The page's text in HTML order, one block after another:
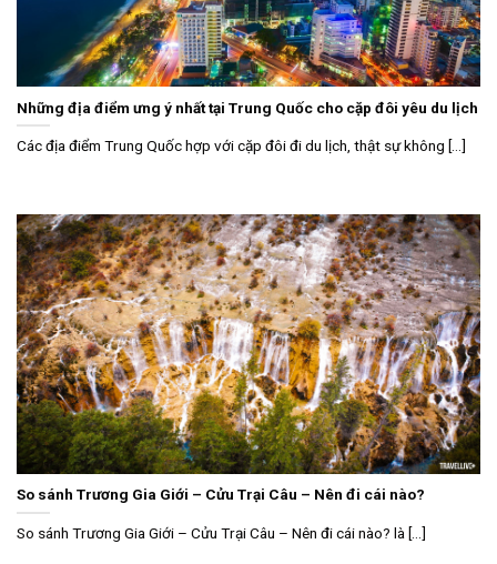
Những địa điểm ưng ý nhất tại Trung Quốc cho cặp đôi yêu du lịch
Các địa điểm Trung Quốc hợp với cặp đôi đi du lịch, thật sự không [...]
So sánh Trương Gia Giới – Cửu Trại Câu – Nên đi cái nào?
So sánh Trương Gia Giới – Cửu Trại Câu – Nên đi cái nào? là [...]